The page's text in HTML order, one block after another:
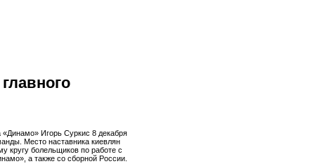
«Динамо» Игорь Суркис 8 декабря
Место наставника киевлян
кругу болельщиков по работе с
а также со сборной России.